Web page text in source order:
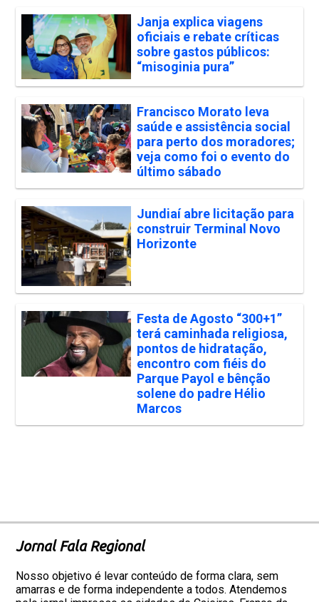
Janja explica viagens
oficiais e rebate críticas
sobre gastos públicos:
“misoginia pura”
Francisco Morato leva
saúde e assistência social
para perto dos moradores;
veja como foi o evento do
último sábado
Jundiaí abre licitação para
construir Terminal Novo
Horizonte
Festa de Agosto “300+1”
terá caminhada religiosa,
pontos de hidratação,
encontro com fiéis do
Parque Payol e bênção
solene do padre Hélio
Marcos
Jornal Fala Regional
Nosso objetivo é levar conteúdo de forma clara, sem
amarras e de forma independente a todos. Atendemos